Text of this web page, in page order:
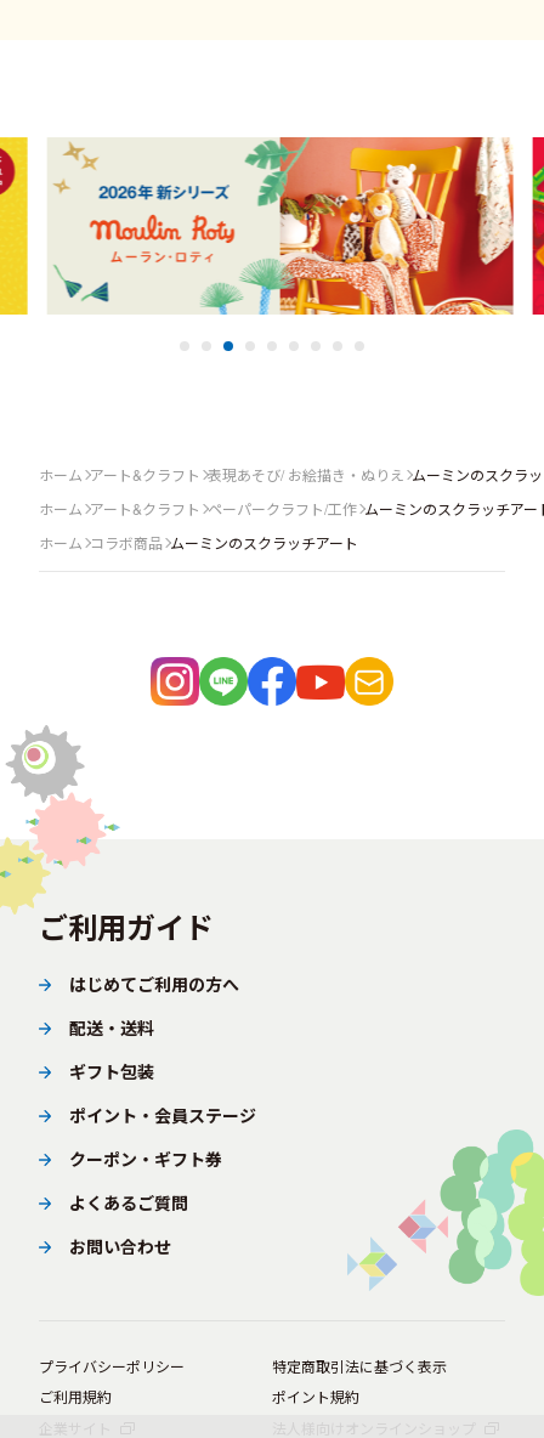
ホーム アート&クラフト 表現あそび/ お絵描き・ぬりえ ムーミンのスクラ
ホーム アート&クラフト ペーパークラフト/工作 ムーミンのスクラッチアー
ホーム コラボ商品 ムーミンのスクラッチアート
ご利用ガイド
はじめてご利用の方へ
配送・送料
ギフト包装
ポイント・会員ステージ
クーポン・ギフト券
よくあるご質問
お問い合わせ
プライバシーポリシー
特定商取引法に基づく表示
ご利用規約
ポイント規約